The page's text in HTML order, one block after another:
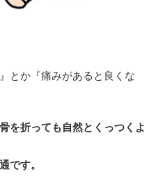
とか『痛みがあると良くな
を折っても自然とくっつくよ
です。